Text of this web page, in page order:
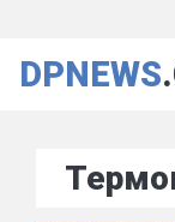
DPNEWS